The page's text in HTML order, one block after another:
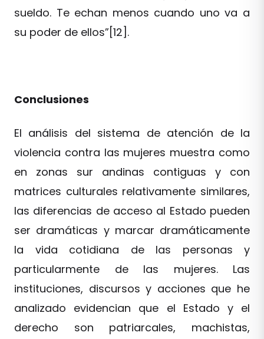
sueldo. Te echan menos cuando uno va a
su poder de ellos”[12].
Conclusiones
El análisis del sistema de atención de la
violencia contra las mujeres muestra como
en zonas sur andinas contiguas y con
matrices culturales relativamente similares,
las diferencias de acceso al Estado pueden
ser dramáticas y marcar dramáticamente
la vida cotidiana de las personas y
particularmente de las mujeres. Las
instituciones, discursos y acciones que he
analizado evidencian que el Estado y el
derecho son patriarcales, machistas,